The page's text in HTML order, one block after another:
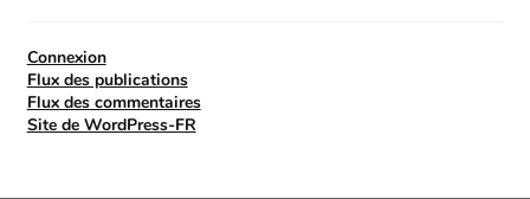
Connexion
Flux des publications
Flux des commentaires
Site de WordPress-FR